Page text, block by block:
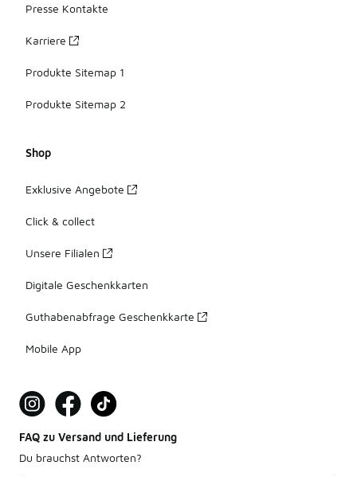
Presse Kontakte
Karriere
Produkte Sitemap 1
Produkte Sitemap 2
Shop
Exklusive Angebote
Click & collect
Unsere Filialen
Digitale Geschenkkarten
Guthabenabfrage Geschenkkarte
Mobile App
FAQ zu Versand und Lieferung
Du brauchst Antworten?